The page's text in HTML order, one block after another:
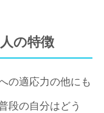
の特徴
の適応力の他にも
段の自分はどう